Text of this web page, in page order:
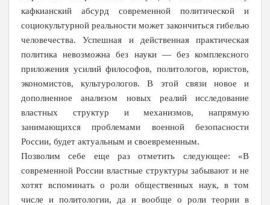
кафкианский абсурд современной политической и
социокультурной реальности может закончиться гибелью
человечества. Успешная и действенная практическая
политика невозможна без науки — без комплексного
приложения усилий философов, политологов, юристов,
экономистов, культурологов. В этой связи новое и
дополненное анализом новых реалий исследование
властных структур и механизмов, напрямую
занимающихся проблемами военной безопасности
России, будет актуальным и своевременным.
Позволим себе еще раз отметить следующее: «В
современной России властные структуры забывают и не
хотят вспоминать о роли общественных наук, в том
числе и политологии, да и вообще о роли теории в